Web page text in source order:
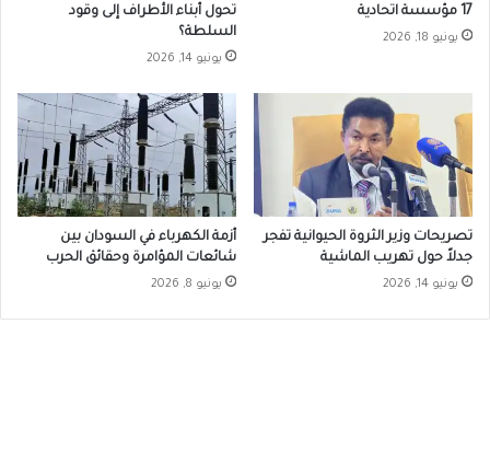
17 مؤسسة اتحادية
يونيو 18, 2026
تحول أبناء الأطراف إلى وقود
السلطة؟
يونيو 14, 2026
تصريحات وزير الثروة الحيوانية تفجر
جدلاً حول تهريب الماشية
يونيو 14, 2026
أزمة الكهرباء في السودان بين
شائعات المؤامرة وحقائق الحرب
يونيو 8, 2026